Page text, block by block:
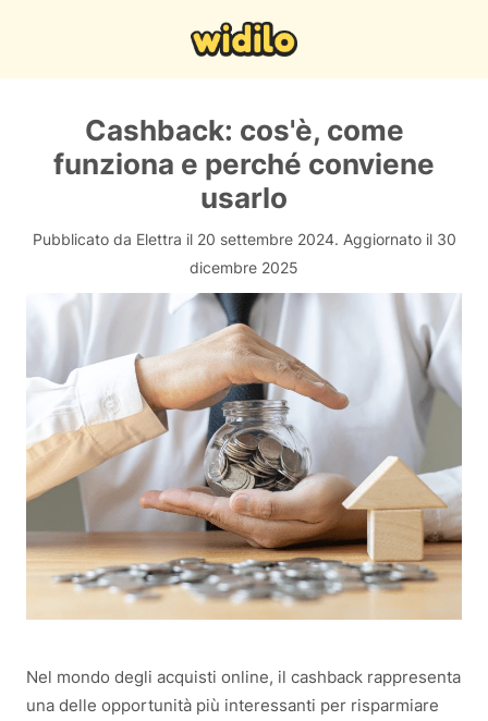
Cashback: cos'è, come
funziona e perché conviene
usarlo
Pubblicato da Elettra il 20 settembre 2024. Aggiornato il 30
dicembre 2025
Nel mondo degli acquisti online, il cashback rappresenta
una delle opportunità più interessanti per risparmiare